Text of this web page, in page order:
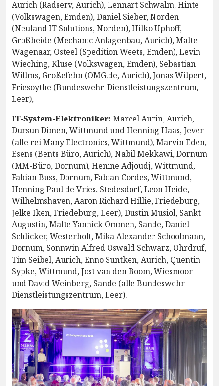
Aurich (Radserv, Aurich), Lennart Schwalm, Hinte
(Volkswagen, Emden), Daniel Sieber, Norden
(Neuland IT Solutions, Norden), Hilko Uphoff,
Großheide (Mechanic Anlagenbau, Aurich), Malte
Wagenaar, Osteel (Spedition Weets, Emden), Levin
Wieching, Kluse (Volkswagen, Emden), Sebastian
Willms, Großefehn (OMG.de, Aurich), Jonas Wilpert,
Friesoythe (Bundeswehr-Dienstleistungszentrum,
Leer),
IT-System-Elektroniker: Marcel Aurin, Aurich,
Dursun Dimen, Wittmund und Henning Haas, Jever
(alle rei Many Electronics, Wittmund), Marvin Eden,
Esens (Bents Büro, Aurich), Nabil Mekkawi, Dornum
(MM-Büro, Dornum), Henine Adjoudj, Wittmund,
Fabian Buss, Dornum, Fabian Cordes, Wittmund,
Henning Paul de Vries, Stedesdorf, Leon Heide,
Wilhelmshaven, Aaron Richard Hillie, Friedeburg,
Jelke Iken, Friedeburg, Leer), Dustin Musiol, Sankt
Augustin, Malte Yannick Ommen, Sande, Daniel
Schlicker, Westerholt, Mika Alexander Schoolmann,
Dornum, Sonnwin Alfred Oswald Schwarz, Ohrdruf,
Tim Seibel, Aurich, Enno Suntken, Aurich, Quentin
Sypke, Wittmund, Jost van den Boom, Wiesmoor
und David Weinberg, Sande (alle Bundeswehr-
Dienstleistungszentrum, Leer).